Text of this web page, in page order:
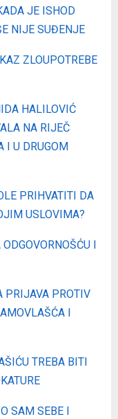
JE ISHOD
NIJE SUĐENJE
ZLOUPOTREBE
HALILOVIĆ
NA RIJEČ
I U DRUGOM
PRIHVATITI DA
USLOVIMA?
I
PRIJAVA PROTIV
I
TREBA BITI
SAM SEBE I